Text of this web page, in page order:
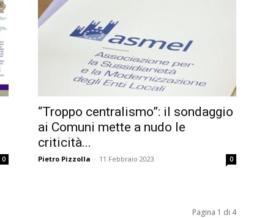
0
“Troppo centralismo”: il sondaggio
ai Comuni mette a nudo le
criticità...
Pietro Pizzolla - 11 Febbraio 2023 0
Pagina 1 di 4